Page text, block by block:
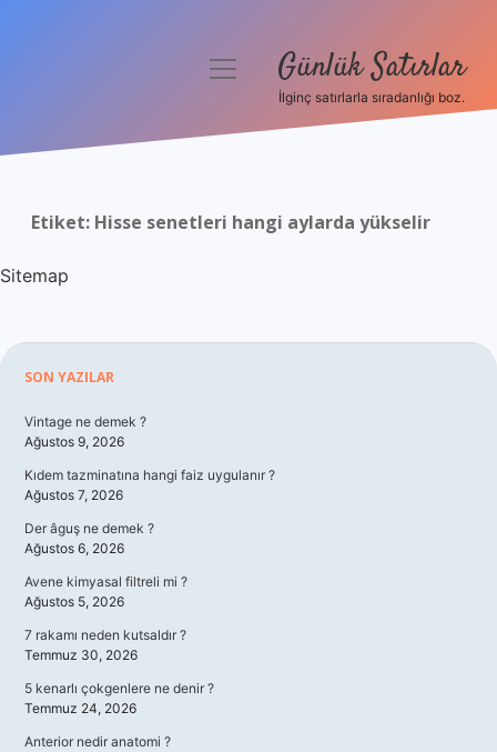
Hakkımızda
menüyü Günlük Satırlar
İlginç satırlarla sıradanlığı boz.
Etiket: Hisse senetleri hangi aylarda yükselir
Sitemap
Sidebar
SON YAZILAR
Vintage ne demek ?
Ağustos 9, 2026
Kıdem tazminatına hangi faiz uygulanır ?
Ağustos 7, 2026
Der âguş ne demek ?
Ağustos 6, 2026
Avene kimyasal filtreli mi ?
Ağustos 5, 2026
7 rakamı neden kutsaldır ?
Temmuz 30, 2026
5 kenarlı çokgenlere ne denir ?
Temmuz 24, 2026
Anterior nedir anatomi ?